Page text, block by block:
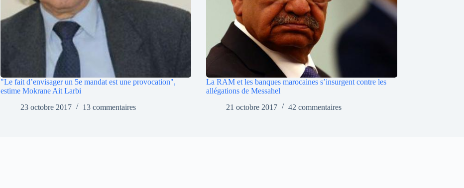
"Le fait d’envisager un 5e mandat est une provocation",
estime Mokrane Ait Larbi
23 octobre 2017
13 commentaires
La RAM et les banques marocaines s’insurgent contre les
allégations de Messahel
21 octobre 2017
42 commentaires